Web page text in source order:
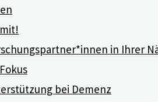
in Ihrer
bei Demenz
months "Necessary".
months "Other.